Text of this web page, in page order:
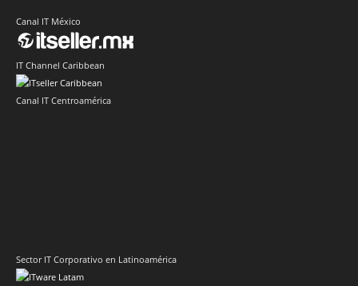
Canal IT México
IT Channel Caribbean
Canal IT Centroamérica
Sector IT Corporativo en Latinoamérica